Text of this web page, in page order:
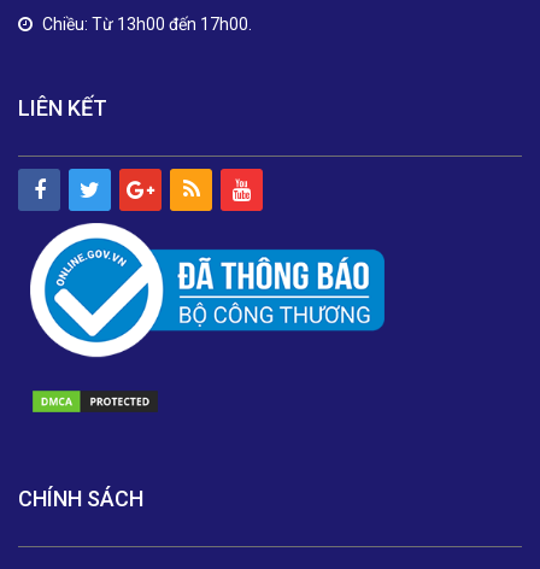
Chiều: Từ 13h00 đến 17h00.
LIÊN KẾT
CHÍNH SÁCH